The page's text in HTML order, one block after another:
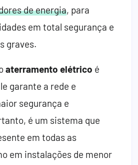
de energia, para
em total segurança e
graves.
aterramento elétrico é
garante a rede e
segurança e
é um sistema que
em todas as
em instalações de menor